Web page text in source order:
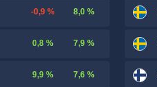
-0,9 % 8,0 %
0,8 % 7,9 %
9,9 % 7,6 %